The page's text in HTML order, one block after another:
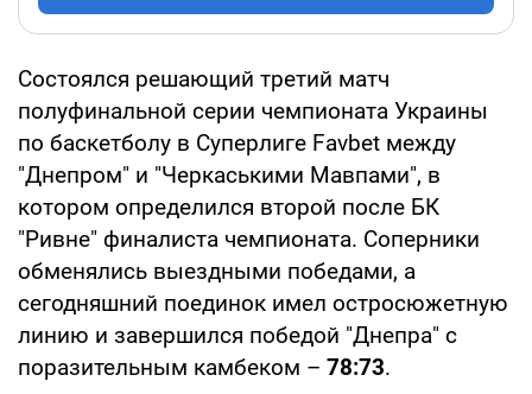
Состоялся решающий третий матч
полуфинальной серии чемпионата Украины
по баскетболу в Суперлиге Favbet между
"Днепром" и "Черкаськими Мавпами", в
котором определился второй после БК
"Ривне" финалиста чемпионата. Соперники
обменялись выездными победами, а
сегодняшний поединок имел остросюжетную
линию и завершился победой "Днепра" с
поразительным камбеком – 78:73.